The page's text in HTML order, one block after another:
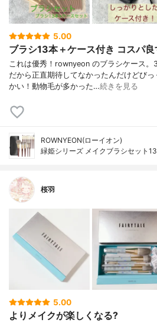
5.00
ブラシ13本＋ケース付き コスパ
これは優秀！rownyeon のブラシケース
だから正直期待してなかったんだけどび
かい！動物毛が多かった…続きを見る
ROWNYEON(ローイオン)
緑姫シリーズ メイクブラシセット
桜羽
5.00
よりメイクが楽しくなる?